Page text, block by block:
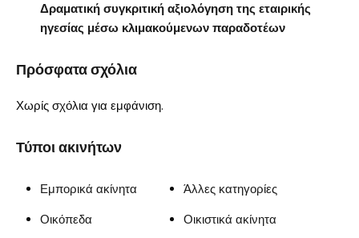
Δραματική συγκριτική αξιολόγηση της εταιρικής
ηγεσίας μέσω κλιμακούμενων παραδοτέων
Πρόσφατα σχόλια
Χωρίς σχόλια για εμφάνιση.
Τύποι ακινήτων
Εμπορικά ακίνητα
Άλλες κατηγορίες
Οικόπεδα
Οικιστικά ακίνητα